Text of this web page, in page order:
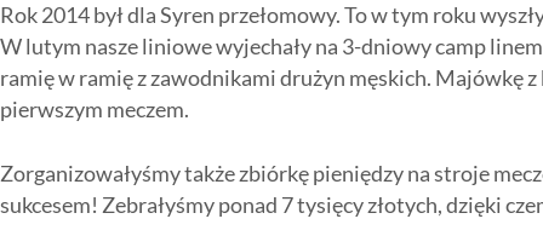
Rok 2014 był dla Syren przełomowy. To w tym roku
W lutym nasze liniowe wyjechały na 3-dniowy camp
ramię w ramię z zawodnikami drużyn męskich. Majówkę
pierwszym meczem.
Zorganizowałyśmy także zbiórkę pieniędzy na stroje
sukcesem! Zebrałyśmy ponad 7 tysięcy złotych, dzięki